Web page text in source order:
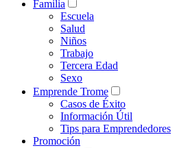
Familia
Escuela
Salud
Niños
Trabajo
Tercera Edad
Sexo
Emprende Trome
Casos de Éxito
Información Útil
Tips para Emprendedores
Promoción